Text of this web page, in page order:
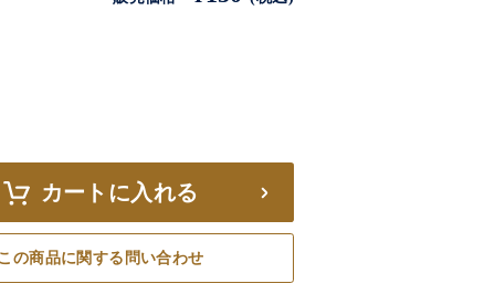
カートに入れる
の商品に関する問い合わせ